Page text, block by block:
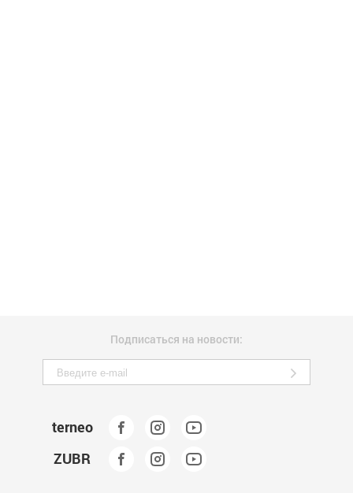
Подписаться на новости:
terneo
ZUBR